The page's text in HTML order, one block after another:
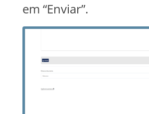
em “Enviar”.